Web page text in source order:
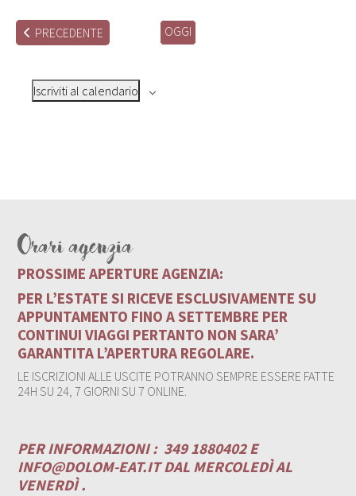
PRECEDENTEEVENTI OGGI
Iscriviti al calendario
Orari agenzia
PROSSIME APERTURE AGENZIA:
PER L’ESTATE SI RICEVE ESCLUSIVAMENTE SU
APPUNTAMENTO FINO A SETTEMBRE PER
CONTINUI VIAGGI PERTANTO NON SARA’
GARANTITA L’APERTURA REGOLARE.
LE ISCRIZIONI ALLE USCITE POTRANNO SEMPRE ESSERE FATTE
24H SU 24, 7 GIORNI SU 7 ONLINE.
PER INFORMAZIONI : 349 1880402 E
INFO@DOLOM-EAT.ITDAL MERCOLEDÌ AL
VENERDÌ .